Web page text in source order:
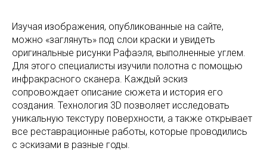
Изучая изображения, опубликованные на сайте,
можно «заглянуть» под слои краски и увидеть
оригинальные рисунки Рафаэля, выполненные углем.
Для этого специалисты изучили полотна с помощью
инфракрасного сканера. Каждый эскиз
сопровождает описание сюжета и история его
создания. Технология 3D позволяет исследовать
уникальную текстуру поверхности, а также открывает
все реставрационные работы, которые проводились
с эскизами в разные годы.